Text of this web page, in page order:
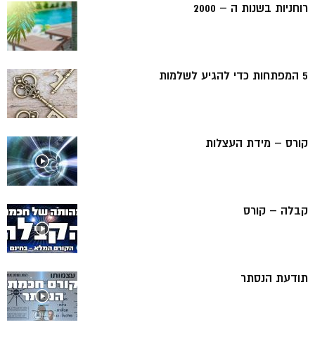
רוחניות בשנות ה – 2000
5 המפתחות כדי להגיע לשלמות
קורס – מידת העצלות
קבלה – קורס
תודעת הנסתר